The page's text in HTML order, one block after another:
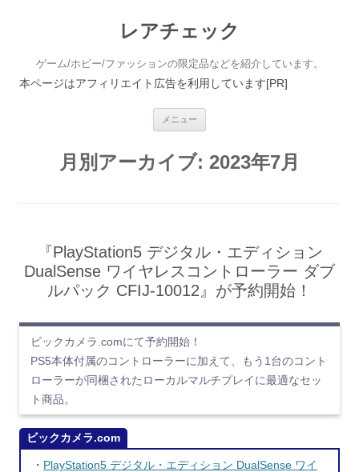
レアチェック
ゲーム/ホビー/ファッションの限定品などを紹介しています。
本ページはアフィリエイト広告を利用しています[PR]
メニュー
月別アーカイブ: 2023年7月
『PlayStation5 デジタル・エディション
DualSense ワイヤレスコントローラー ダブ
ルパック CFIJ-10012』が予約開始！
ビックカメラ.comにて予約開始！
PS5本体付属のコントローラーに加えて、もう1台のコント
ローラーが同梱されたローカルマルチプレイに最適なセッ
ト商品。
ビックカメラ.com
・ PlayStation5 デジタル・エディション DualSense ワイ